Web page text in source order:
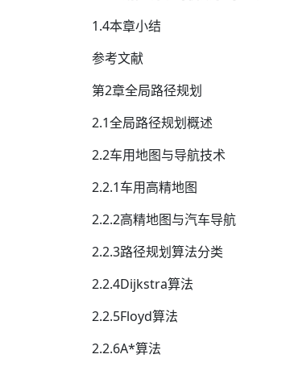
1.4本章小结
参考文献
第2章全局路径规划
2.1全局路径规划概述
2.2车用地图与导航技术
2.2.1车用高精地图
2.2.2高精地图与汽车导航
2.2.3路径规划算法分类
2.2.4Dijkstra算法
2.2.5Floyd算法
2.2.6A*算法